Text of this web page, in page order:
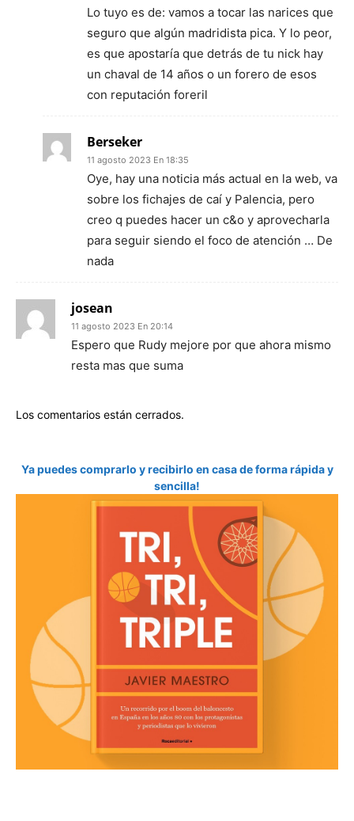
Lo tuyo es de: vamos a tocar las narices que
seguro que algún madridista pica. Y lo peor,
es que apostaría que detrás de tu nick hay
un chaval de 14 años o un forero de esos
con reputación foreril
Berseker
11 agosto 2023 En 18:35
Oye, hay una noticia más actual en la web, va
sobre los fichajes de caí y Palencia, pero
creo q puedes hacer un c&o y aprovecharla
para seguir siendo el foco de atención … De
nada
josean
11 agosto 2023 En 20:14
Espero que Rudy mejore por que ahora mismo
resta mas que suma
Los comentarios están cerrados.
Ya puedes comprarlo y recibirlo en casa de forma rápida y
sencilla!